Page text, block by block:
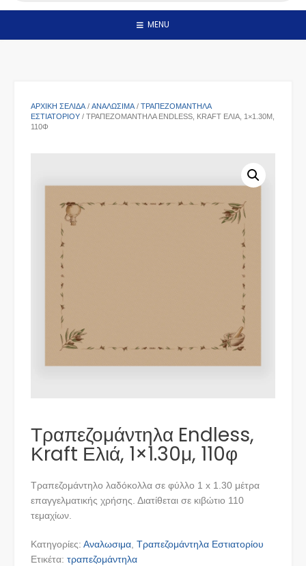
MENU
ΑΡΧΙΚΉ ΣΕΛΊΔΑ / ΑΝΑΛΩΣΙΜΑ / ΤΡΑΠΕΖΟΜΆΝΤΗΛΑ
ΕΣΤΙΑΤΟΡΊΟΥ / ΤΡΑΠΕΖΟΜΆΝΤΗΛΑ ENDLESS, ΚRAFT ΕΛΙΆ, 1×1.30Μ,
110Φ
Τραπεζομάντηλα Endless,
Κraft Ελιά, 1×1.30μ, 110φ
Τραπεζομάντηλο λαδόκολλα σε φύλλο 1 x 1.30 μέτρα
επαγγελματικής χρήσης. Διατίθεται σε κιβώτιο 110
τεμαχίων.
Κατηγορίες: Αναλωσιμα, Τραπεζομάντηλα Εστιατορίου
Ετικέτα: τραπεζομάντηλα